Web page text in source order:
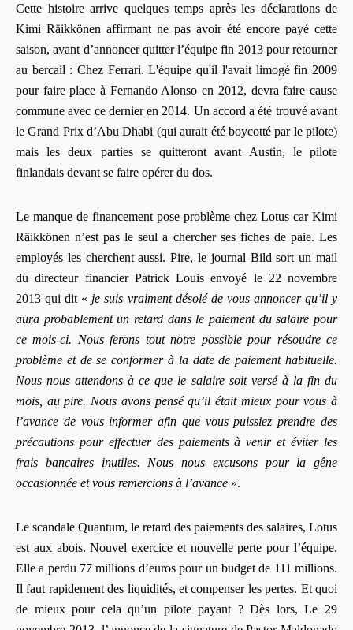
Cette histoire arrive quelques temps après les déclarations de
Kimi Räikkönen affirmant ne pas avoir été encore payé cette
saison, avant d’annoncer quitter l’équipe fin 2013 pour retourner
au bercail : Chez Ferrari. L'équipe qu'il l'avait limogé fin 2009
pour faire place à Fernando Alonso en 2012, devra faire cause
commune avec ce dernier en 2014. Un accord a été trouvé avant
le Grand Prix d’Abu Dhabi (qui aurait été boycotté par le pilote)
mais les deux parties se quitteront avant Austin, le pilote
finlandais devant se faire opérer du dos.
Le manque de financement pose problème chez Lotus car Kimi
Räikkönen n’est pas le seul a chercher ses fiches de paie. Les
employés les cherchent aussi. Pire, le journal Bild sort un mail
du directeur financier Patrick Louis envoyé le 22 novembre
2013 qui dit « je suis vraiment désolé de vous annoncer qu’il y
aura probablement un retard dans le paiement du salaire pour
ce mois-ci. Nous ferons tout notre possible pour résoudre ce
problème et de se conformer à la date de paiement habituelle.
Nous nous attendons à ce que le salaire soit versé à la fin du
mois, au pire. Nous avons pensé qu’il était mieux pour vous à
l’avance de vous informer afin que vous puissiez prendre des
précautions pour effectuer des paiements à venir et éviter les
frais bancaires inutiles. Nous nous excusons pour la gêne
occasionnée et vous remercions à l’avance ».
Le scandale Quantum, le retard des paiements des salaires, Lotus
est aux abois. Nouvel exercice et nouvelle perte pour l’équipe.
Elle a perdu 77 millions d’euros pour un budget de 111 millions.
Il faut rapidement des liquidités, et compenser les pertes. Et quoi
de mieux pour cela qu’un pilote payant ? Dès lors, Le 29